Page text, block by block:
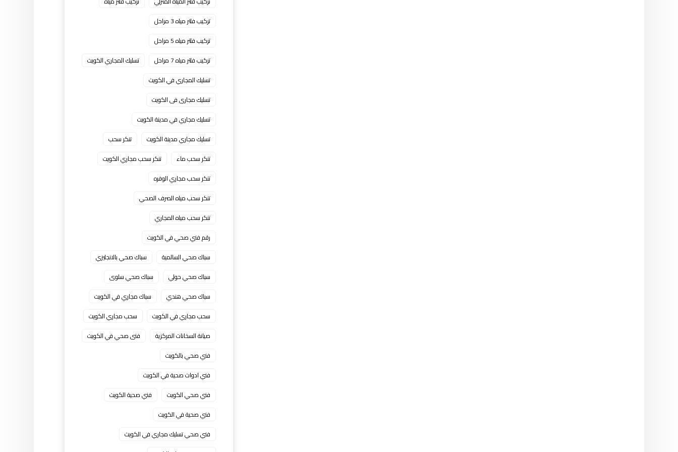
تركيب فلتر مياه 3 مراحل
تركيب فلتر مياه 5 مراحل
تركيب فلتر مياه 7 مراحل
تسليك المجاري الكويت
تسليك المجاري في الكويت
تسليك مجارى فى الكويت
تسليك مجاري في مدينة الكويت
تسليك مجاري مدينة الكويت
تنكر سحب
تنكر سحب ماء
تنكر سحب مجاري الكويت
تنكر سحب مجاري الوفره
تنكر سحب مياه الصرف الصحي
تنكر سحب مياه المجاري
رقم فني صحي في الكويت
سباك صحي السالمية
سباك صحي بالانجليزي
سباك صحي حولي
سباك صحي سلوى
سباك صحي هندي
سباك مجاري في الكويت
سحب مجاري في الكويت
سحب مجاري الكويت
صيانة السخانات المركزية
فنى صحي في الكويت
فني صحي بالكويت
فني ادوات صحية في الكويت
فني صحي الكويت
فني صحية الكويت
فني صحية في الكويت
فني صحي تسليك مجاري في الكويت